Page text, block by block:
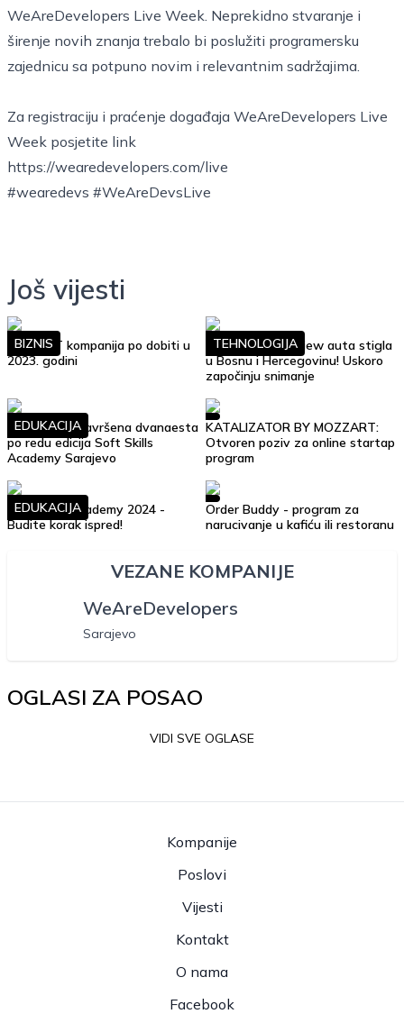
WeAreDevelopers Live Week. Neprekidno stvaranje i
širenje novih znanja trebalo bi poslužiti programersku
zajednicu sa potpuno novim i relevantnim sadržajima.
Za registraciju i praćenje događaja WeAreDevelopers Live
Week posjetite link
https://wearedevelopers.com/live
#wearedevs #WeAreDevsLive
Još vijesti
Top 10 IT kompanija po dobiti u
2023. godini
BIZNIS
Google Street View auta stigla
u Bosnu i Hercegovinu! Uskoro
započinju snimanje
TEHNOLOGIJA
Uspješno je završena dvanaesta
po redu edicija Soft Skills
Academy Sarajevo
EDUKACIJA
KATALIZATOR BY MOZZART:
Otvoren poziv za online startap
program
Soft Skills Academy 2024 -
Budite korak ispred!
EDUKACIJA
Order Buddy - program za
narucivanje u kafiću ili restoranu
VEZANE KOMPANIJE
WeAreDevelopers
Sarajevo
OGLASI ZA POSAO
VIDI SVE OGLASE
Kompanije
Poslovi
Vijesti
Kontakt
O nama
Facebook